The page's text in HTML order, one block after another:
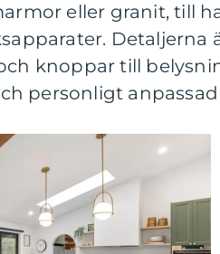
eller granit, till
Detaljerna
knoppar till
personligt